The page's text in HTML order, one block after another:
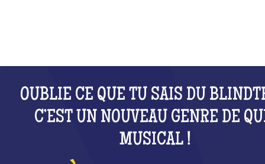
OUBLIE CE QUE TU SAIS DU
C’EST UN NOUVEAU GENRE DE
MUSICAL !